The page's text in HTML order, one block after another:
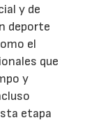
y de
deporte
el
que
y
etapa